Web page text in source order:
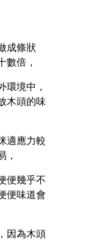
成條狀
數倍，
環境中，
木頭的味
適應力較
，
便幾乎不
便味道會
因為木頭